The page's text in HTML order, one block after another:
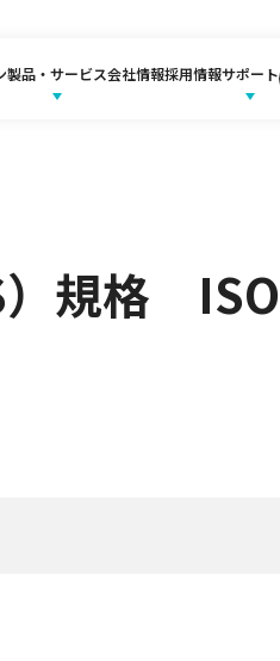
製品・サービス会社情報採用情報サポート
）規格